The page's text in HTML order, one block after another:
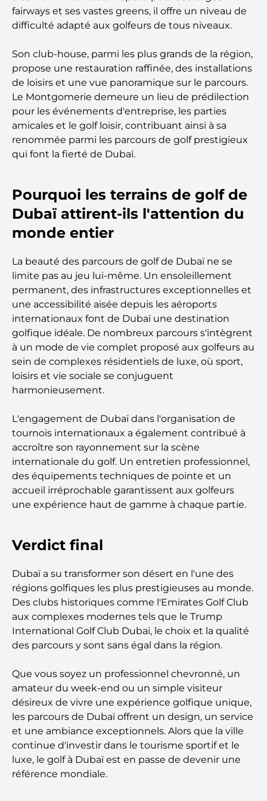
Les meilleurs petits-déjeuners de Dubaï : Ma
sélection pour 2026
Comment obtenir un prêt immobilier à Dubaï : le
guide ultime
Plan directeur de Tilal Al Ghaf : une nouvelle
norme pour la vie intégrée à Dubaï
Maisons conformes au Vastu : Guide pratique pour
créer équilibre et harmonie
paysager à Dubaï : Transformer vos espaces
extérieurs
Les meilleures entreprises de déménagement à
Palm Jebel Ali contre Palm Jumeirah : une
comparaison claire pour les acheteurs immobiliers
avisés
Découvrez Moon Island Dubai : votre guide ultime
À la découverte des sites historiques de Dubaï : un
voyage à travers le temps
Harbour où dîner
Les meilleures écoles de Dubai Marina : un guide
adapté aux familles
Restaurants à Dubai Hills : Les meilleures adresses
gourmandes d’un quartier en pleine expansion
Les meilleurs parcours de golf de championnat à
Dubaï
Résidences en bord de mer à Dubaï : le luxe au
bord de la mer
Les meilleures banques de Dubaï pour les
expatriés : un guide bancaire complet
Le pays le plus cher du monde : un classement
mondial des coûts
Les meilleurs restaurants de steak à Dubaï : un
guide pour les amateurs de viande
A Brief Guide to Buying Property in Dubai (2025-
26)
fairways et ses vastes greens, il offre un niveau de
difficulté adapté aux golfeurs de tous niveaux.
Son club-house, parmi les plus grands de la région,
propose une restauration raffinée, des installations
de loisirs et une vue panoramique sur le parcours.
Le Montgomerie demeure un lieu de prédilection
pour les événements d'entreprise, les parties
amicales et le golf loisir, contribuant ainsi à sa
renommée parmi les parcours de golf prestigieux
qui font la fierté de Dubaï.
Pourquoi les terrains de golf de
Dubaï attirent-ils l'attention du
monde entier
La beauté des parcours de golf de Dubaï ne se
limite pas au jeu lui-même. Un ensoleillement
permanent, des infrastructures exceptionnelles et
une accessibilité aisée depuis les aéroports
internationaux font de Dubaï une destination
golfique idéale. De nombreux parcours s'intègrent
à un mode de vie complet proposé aux golfeurs au
sein de complexes résidentiels de luxe, où sport,
loisirs et vie sociale se conjuguent
harmonieusement.
L'engagement de Dubaï dans l'organisation de
tournois internationaux a également contribué à
accroître son rayonnement sur la scène
internationale du golf. Un entretien professionnel,
des équipements techniques de pointe et un
accueil irréprochable garantissent aux golfeurs
une expérience haut de gamme à chaque partie.
Verdict final
Dubaï a su transformer son désert en l'une des
régions golfiques les plus prestigieuses au monde.
Des clubs historiques comme l'Emirates Golf Club
aux complexes modernes tels que le Trump
International Golf Club Dubai, le choix et la qualité
des parcours y sont sans égal dans la région.
Que vous soyez un professionnel chevronné, un
amateur du week-end ou un simple visiteur
désireux de vivre une expérience golfique unique,
les parcours de Dubaï offrent un design, un service
et une ambiance exceptionnels. Alors que la ville
continue d'investir dans le tourisme sportif et le
luxe, le golf à Dubaï est en passe de devenir une
référence mondiale.